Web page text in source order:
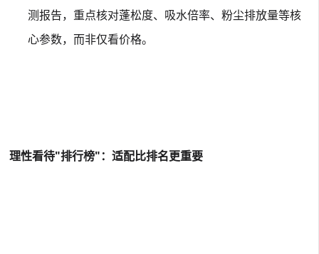
测报告，重点核对蓬松度、吸水倍率、粉尘排放量等核
心参数，而非仅看价格。
理性看待"排行榜"：适配比排名更重要